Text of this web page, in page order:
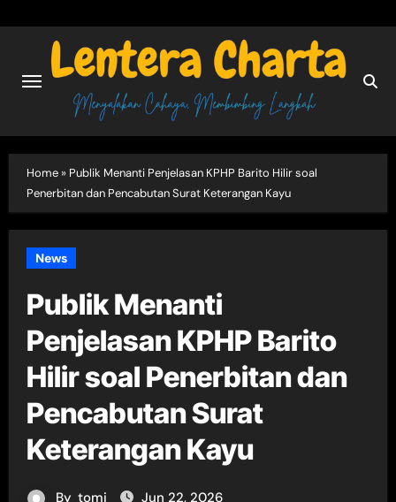
Home» Publik Menanti Penjelasan KPHP Barito Hilir soal
Penerbitan dan Pencabutan Surat Keterangan Kayu
News
Publik Menanti
Penjelasan KPHP Barito
Hilir soal Penerbitan dan
Pencabutan Surat
Keterangan Kayu
By tomi Jun 22, 2026